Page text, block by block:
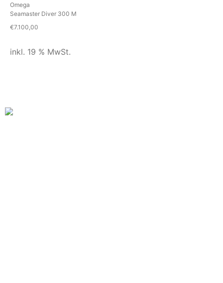
Omega
Seamaster Diver 300 M
€7.100,00
inkl. 19 % MwSt.